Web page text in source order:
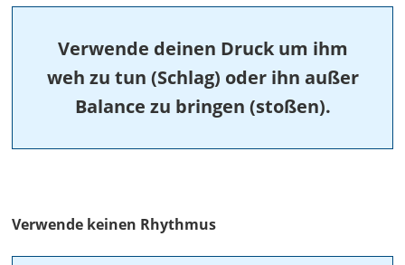
Verwende deinen Druck um ihm
weh zu tun (Schlag) oder ihn außer
Balance zu bringen (stoßen).
Verwende keinen Rhythmus